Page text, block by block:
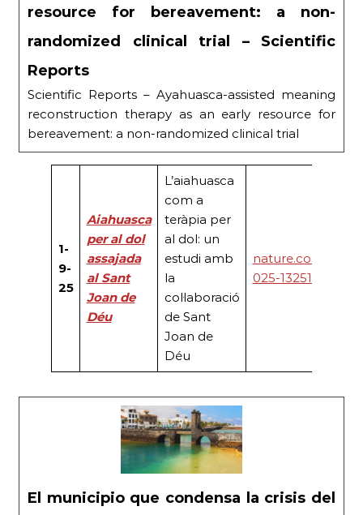
resource for bereavement: a non-
randomized clinical trial – Scientific
Reports
Scientific Reports – Ayahuasca-assisted meaning
reconstruction therapy as an early resource for
bereavement: a non-randomized clinical trial
1-
9-
25
Aiahuasca
per al dol
assajada
al Sant
Joan de
Déu
L’aiahuasca
com a
teràpia per
al dol: un
estudi amb
la
col·laboració
de Sant
Joan de
Déu
nature.com/
025-13251-5
El municipio que condensa la crisis del